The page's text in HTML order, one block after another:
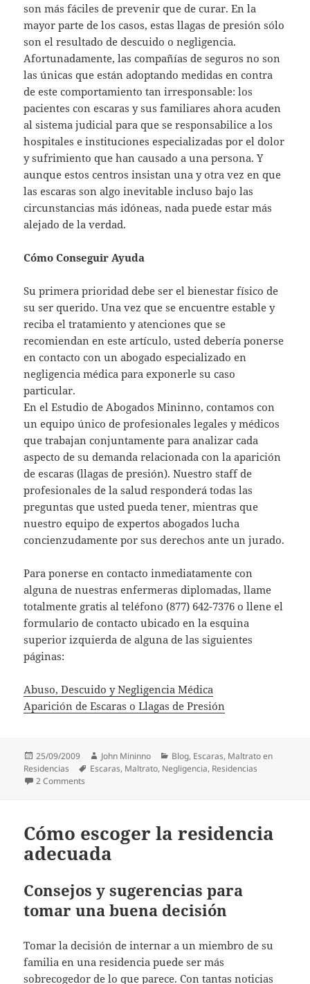
son más fáciles de prevenir que de curar. En la
mayor parte de los casos, estas llagas de presión sólo
son el resultado de descuido o negligencia.
Afortunadamente, las compañías de seguros no son
las únicas que están adoptando medidas en contra
de este comportamiento tan irresponsable: los
pacientes con escaras y sus familiares ahora acuden
al sistema judicial para que se responsabilice a los
hospitales e instituciones especializadas por el dolor
y sufrimiento que han causado a una persona. Y
aunque estos centros insistan una y otra vez en que
las escaras son algo inevitable incluso bajo las
circunstancias más idóneas, nada puede estar más
alejado de la verdad.
Cómo Conseguir Ayuda
Su primera prioridad debe ser el bienestar físico de
su ser querido. Una vez que se encuentre estable y
reciba el tratamiento y atenciones que se
recomiendan en este artículo, usted debería ponerse
en contacto con un abogado especializado en
negligencia médica para exponerle su caso
particular.
En el Estudio de Abogados Mininno, contamos con
un equipo único de profesionales legales y médicos
que trabajan conjuntamente para analizar cada
aspecto de su demanda relacionada con la aparición
de escaras (llagas de presión). Nuestro staff de
profesionales de la salud responderá todas las
preguntas que usted pueda tener, mientras que
nuestro equipo de expertos abogados lucha
concienzudamente por sus derechos ante un jurado.
Para ponerse en contacto inmediatamente con
alguna de nuestras enfermeras diplomadas, llame
totalmente gratis al teléfono (877) 642-7376 o llene el
formulario de contacto ubicado en la esquina
superior izquierda de alguna de las siguientes
páginas:
Abuso, Descuido y Negligencia Médica
Aparición de Escaras o Llagas de Presión
Posted
on
25/09/2009 Author
John Mininno Categories
Blog, Escaras, Maltrato en
Residencias
Tags
Escaras, Maltrato, Negligencia, Residencias
2 Comments
Cómo escoger la residencia
adecuada
Consejos y sugerencias para
tomar una buena decisión
Tomar la decisión de internar a un miembro de su
familia en una residencia puede ser más
sobrecogedor de lo que parece. Con tantas noticias